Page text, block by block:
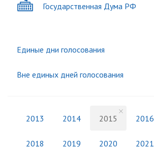
Государственная Дума РФ
Единые дни голосования
Вне единых дней голосования
2013 2014 2015 2016
2018 2019 2020 2021